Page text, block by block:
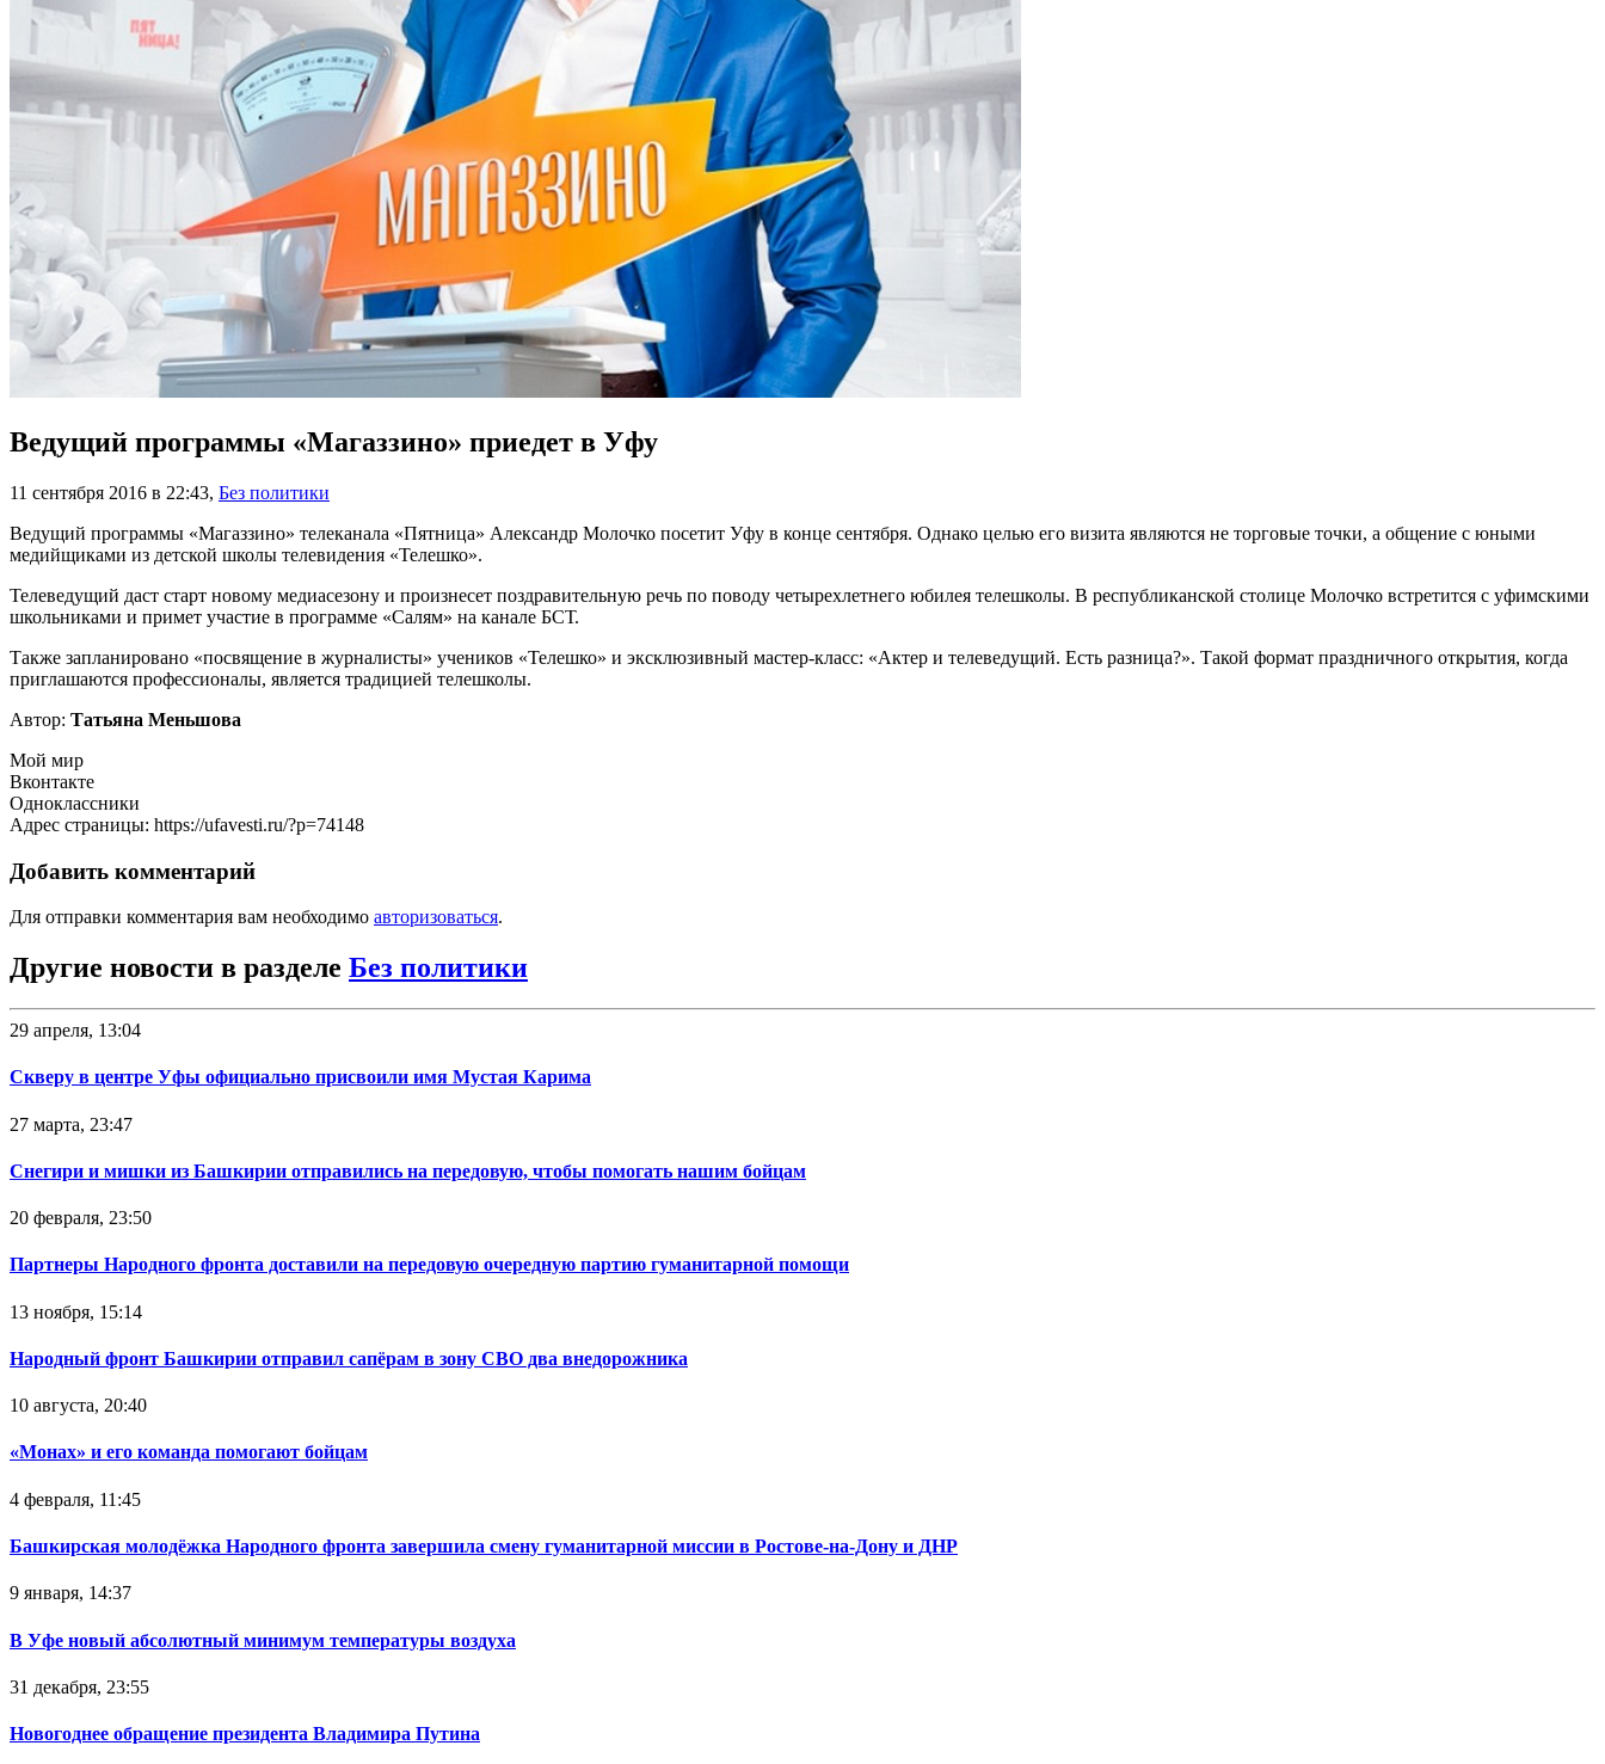
Ведущий программы «Магаззино» приедет в Уфу
11 сентября 2016 в 22:43, Без политики
Ведущий программы «Магаззино» телеканала «Пятница» Александр Молочко посетит Уфу в конце сентября. Однако целью его визита являются не торговые точки, а общение с юными
медийщиками из детской школы телевидения «Телешко».
Телеведущий даст старт новому медиасезону и произнесет поздравительную речь по поводу четырехлетнего юбилея телешколы. В республиканской столице Молочко встретится с уфимскими
школьниками и примет участие в программе «Салям» на канале БСТ.
Также запланировано «посвящение в журналисты» учеников «Телешко» и эксклюзивный мастер-класс: «Актер и телеведущий. Есть разница?». Такой формат праздничного открытия, когда
приглашаются профессионалы, является традицией телешколы.
Автор: Татьяна Меньшова
Мой мир
Вконтакте
Одноклассники
Адрес страницы: https://ufavesti.ru/?p=74148
Добавить комментарий
Для отправки комментария вам необходимо авторизоваться.
Другие новости в разделе Без политики
29 апреля, 13:04
Скверу в центре Уфы официально присвоили имя Мустая Карима
27 марта, 23:47
Снегири и мишки из Башкирии отправились на передовую, чтобы помогать нашим бойцам
20 февраля, 23:50
Партнеры Народного фронта доставили на передовую очередную партию гуманитарной помощи
13 ноября, 15:14
Народный фронт Башкирии отправил сапёрам в зону СВО два внедорожника
10 августа, 20:40
«Монах» и его команда помогают бойцам
4 февраля, 11:45
Башкирская молодёжка Народного фронта завершила смену гуманитарной миссии в Ростове-на-Дону и ДНР
9 января, 14:37
В Уфе новый абсолютный минимум температуры воздуха
31 декабря, 23:55
Новогоднее обращение президента Владимира Путина